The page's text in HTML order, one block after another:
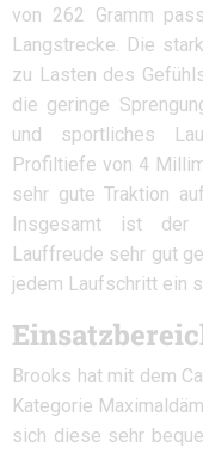
von 262 Gramm
Langstrecke. Die
zu Lasten des
die geringe
und sportliches
Profiltiefe von 4
sehr gute Traktion
Insgesamt ist der
Lauffreude sehr gut
jedem Laufschritt ein
Brooks hat mit dem
Kategorie
sich diese sehr